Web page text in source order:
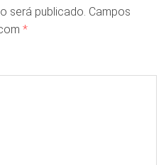
será publicado. Campos
*